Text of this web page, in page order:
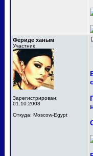
Фериде ханым
Участник
Зарегистрирован:
01.10.2008
Откуда: Moscow-Egypt